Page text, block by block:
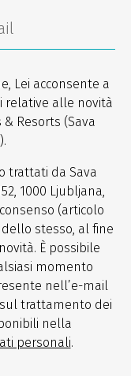
Lei acconsente a
relative alle novità
Resorts (Sava
trattati da Sava
1000 Ljubljana,
(articolo
dello stesso, al fine
È possibile
momento
nell’e-mail
sul trattamento dei
nella
personali.